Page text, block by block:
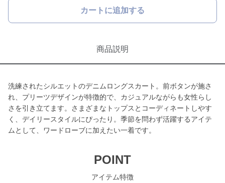
カートに追加する
商品説明
洗練されたシルエットのデニムロングスカート。前ボタンが施さ
れ、プリーツデザインが特徴的で、カジュアルながらも女性らし
さを引き立てます。さまざまなトップスとコーディネートしやす
く、デイリースタイルにぴったり。季節を問わず活躍するアイテ
ムとして、ワードローブに加えたい一着です。
POINT
アイテム特徴